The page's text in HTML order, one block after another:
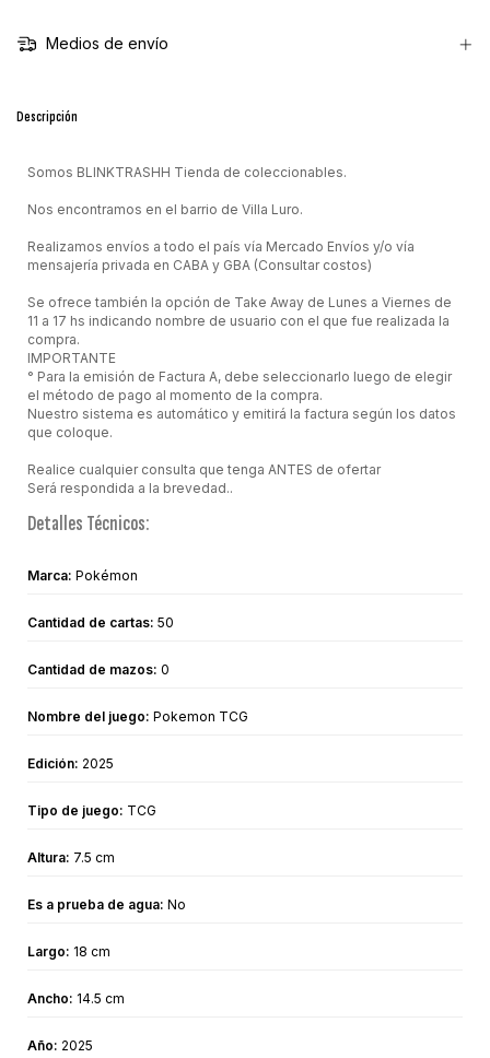
Medios de envío
Descripción
Somos BLINKTRASHH Tienda de coleccionables.
Nos encontramos en el barrio de Villa Luro.
Realizamos envíos a todo el país vía Mercado Envíos y/o vía
mensajería privada en CABA y GBA (Consultar costos)
Se ofrece también la opción de Take Away de Lunes a Viernes de
11 a 17 hs indicando nombre de usuario con el que fue realizada la
compra.
IMPORTANTE
° Para la emisión de Factura A, debe seleccionarlo luego de elegir
el método de pago al momento de la compra.
Nuestro sistema es automático y emitirá la factura según los datos
que coloque.
Realice cualquier consulta que tenga ANTES de ofertar
Será respondida a la brevedad..
Detalles Técnicos:
Marca: Pokémon
Cantidad de cartas: 50
Cantidad de mazos: 0
Nombre del juego: Pokemon TCG
Edición: 2025
Tipo de juego: TCG
Altura: 7.5 cm
Es a prueba de agua: No
Largo: 18 cm
Ancho: 14.5 cm
Año: 2025